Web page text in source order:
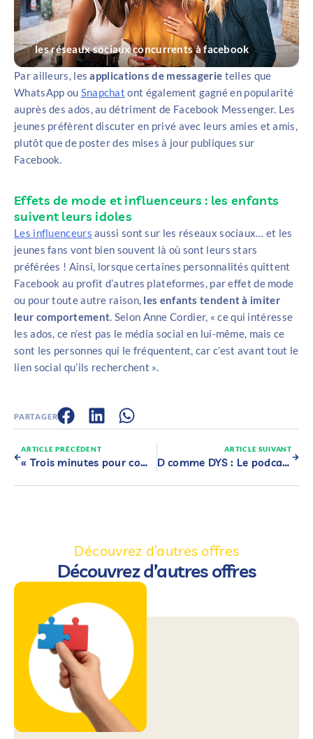
les réseaux sociaux concurrents à facebook
Par ailleurs, lesapplications de messagerie telles que
WhatsApp ou Snapchat ont également gagné en popularité
auprès des ados, au détriment de Facebook Messenger. Les
jeunes préfèrent discuter en privé avec leurs amies et amis,
plutôt que de poster des mises à jour publiques sur
Facebook.
Effets de mode et influenceurs : les enfants
suivent leurs idoles
Les influenceurs aussi sont sur les réseaux sociaux… et les
jeunes fans vont bien souvent là où sont leurs stars
préférées ! Ainsi, lorsque certaines personnalités quittent
Facebook au profit d’autres plateformes, par effet de mode
ou pour toute autre raison, les enfants tendent à imiter
leur comportement. Selon Anne Cordier, « ce qui intéresse
les ados, ce n’est pas le média social en lui-même, mais ce
sont les personnes qui le fréquentent, car c’est avant tout le
lien social qu’ils recherchent ».
PARTAGER
ARTICLE PRÉCÉDENT
« Trois minutes pour comprendre » : Découvrez les vidéos de nos experts consacrées à la surexposition aux écrans
ARTICLE SUIVANT
D comme DYS : Le podcast du Poppins Club
Découvrez d’autres offres
Découvrez d’autres offres